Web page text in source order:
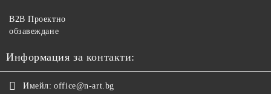
B2B Проектно
обзавеждане
Информация за контакти:
Имейл: office@n-art.bg